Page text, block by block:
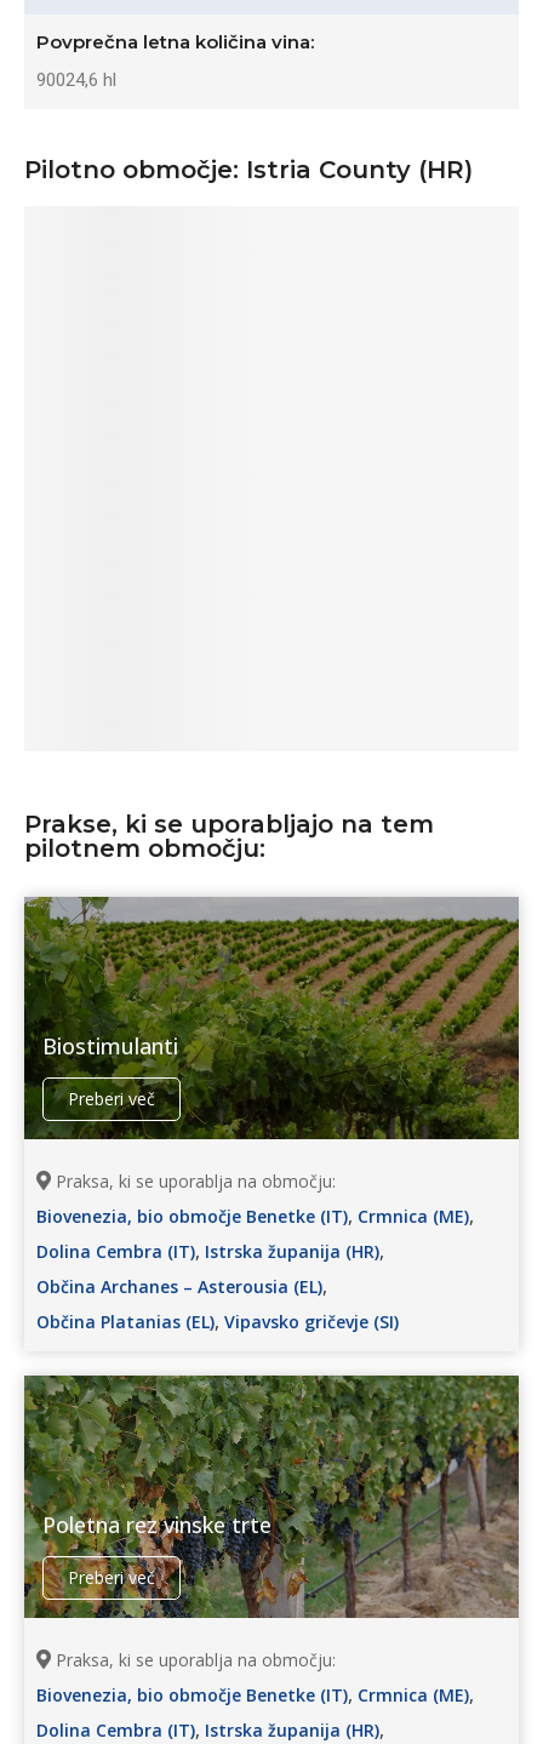
Povprečna letna količina vina:
90024,6 hl
Pilotno območje: Istria County (HR)
Prakse, ki se uporabljajo na tem
pilotnem območju:
Biostimulanti
Preberi več
Praksa, ki se uporablja na območju:
Biovenezia, bio območje Benetke (IT), Crmnica (ME),
Dolina Cembra (IT), Istrska županija (HR),
Občina Archanes – Asterousia (EL),
Občina Platanias (EL), Vipavsko gričevje (SI)
Poletna rez vinske trte
Preberi več
Praksa, ki se uporablja na območju:
Biovenezia, bio območje Benetke (IT), Crmnica (ME),
Dolina Cembra (IT), Istrska županija (HR),